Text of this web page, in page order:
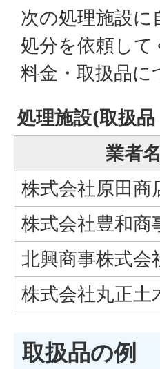
次の処理施設に
処分を依頼して
料金・取扱品
処理施設(取扱
業者名
株式会社原田商
株式会社豊和商
北興商事株式会
株式会社丸正土
取扱品の例